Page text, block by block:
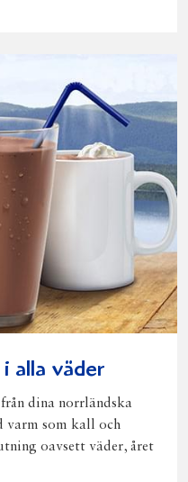
alla väder
dina norrländska
varm som kall och
oavsett väder, året